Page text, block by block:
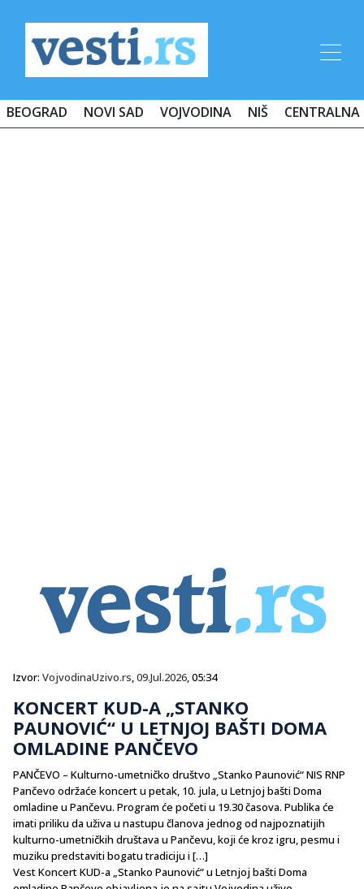
BEOGRAD NOVI SAD VOJVODINA NIŠ CENTRALNA
Izvor: VojvodinaUzivo.rs,09.Jul.2026, 05:34
KONCERT KUD-A „STANKO
PAUNOVIĆ“ U LETNJOJ BAŠTI DOMA
OMLADINE PANČEVO
PANČEVO – Kulturno-umetničko društvo „Stanko Paunović“ NIS RNP
Pančevo održaće koncert u petak, 10. jula, u Letnjoj bašti Doma
omladine u Pančevu. Program će početi u 19.30 časova. Publika će
imati priliku da uživa u nastupu članova jednog od najpoznatijih
kulturno-umetničkih društava u Pančevu, koji će kroz igru, pesmu i
muziku predstaviti bogatu tradiciju i […]
Vest Koncert KUD-a „Stanko Paunović“ u Letnjoj bašti Doma